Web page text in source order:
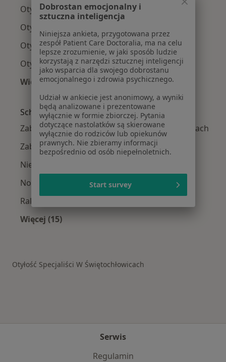
Otyłość w Gliwicach
Otyłość w Tychach
Otyłość w Sosnowcu
Otyłość w Chorzowie
Więcej (14)
Więcej w kategorii: W pobliżu Świętochłowic
Schorzenia w Świętochłowicach
Zaburzenia miesiączkowania w Świętochłowicach
Zaburzenia seksualne w Świętochłowicach
Niepłodność w Świętochłowicach
Nowotwory w Świętochłowicach
Rak prostaty w Świętochłowicach
Więcej (15)
Otyłość Specjaliści W Świętochłowicach
Serwis
Regulamin
Dobrostan emocjonalny i
sztuczna inteligencja
Niniejsza ankieta, przygotowana przez
zespół Patient Care Doctoralia, ma na celu
lepsze zrozumienie, w jaki sposób ludzie
korzystają z narzędzi sztucznej inteligencji
jako wsparcia dla swojego dobrostanu
emocjonalnego i zdrowia psychicznego.
Udział w ankiecie jest anonimowy, a wyniki
będą analizowane i prezentowane
wyłącznie w formie zbiorczej. Pytania
dotyczące nastolatków są skierowane
wyłącznie do rodziców lub opiekunów
prawnych. Nie zbieramy informacji
bezpośrednio od osób niepełnoletnich.
Start survey